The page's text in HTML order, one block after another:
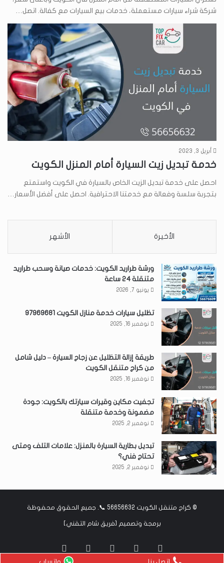
شركة شراء سيارات مستعملة، خدمات بيع السيارات مع كفالة. اتصل…
أبريل 3, 2023
خدمة تبديل زيت السيارة أمام المنزل الكويت
احصل على خدمة تبديل الزيت الخاص بالسيارة في الكويت واستمتع
بتجربة سلسة وفعالة مع خدمتنا الاحترافية. احصل على أفضل الأسعار…
الأخيرة الأشهر
ورشة طراريد الكويت: خدمات صيانة وسحب طراريد
متنقلة 24 ساعة
يونيو 7, 2026
تظليل سيارات خدمة منازل الكويت 97969681
نوفمبر 16, 2025
طريقة إزالة التظليل عن زجاج السيارة – دليل شامل
من كراج متنقل الكويت
نوفمبر 16, 2025
تجفيت مكاين وقيرات سيارتك بالكويت: جودة
مضمونة وخدمة متنقلة
نوفمبر 2, 2025
تبديل بطارية السيارة بالمنزل: علامات التلف ومتى
تحتاج فني؟
نوفمبر 2, 2025
© كراج متنقل الكويت 56656632 📞 . جميع الحقوق محفوظة
برمجة وتصميم [فريق شام التقني]
فيسبوك انستقرامواتساب
اتصل بنا واتساب